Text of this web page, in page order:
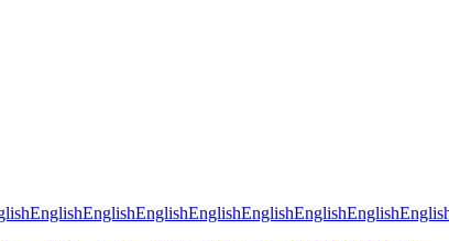
EnglishEnglishEnglishEnglishEnglishEnglishEnglish